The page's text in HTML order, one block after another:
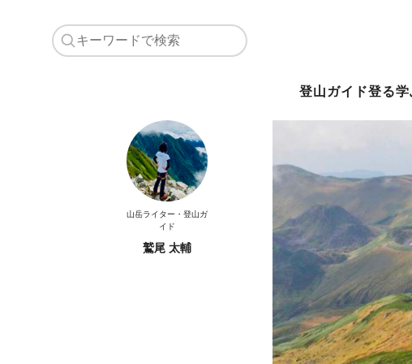
登山ガイド登る
山岳ライター・登山ガ
イド
鷲尾 太輔